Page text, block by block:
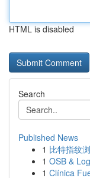
HTML is disabled
Search
Published News
1 比特指纹
1 OSB &
1 Clínica